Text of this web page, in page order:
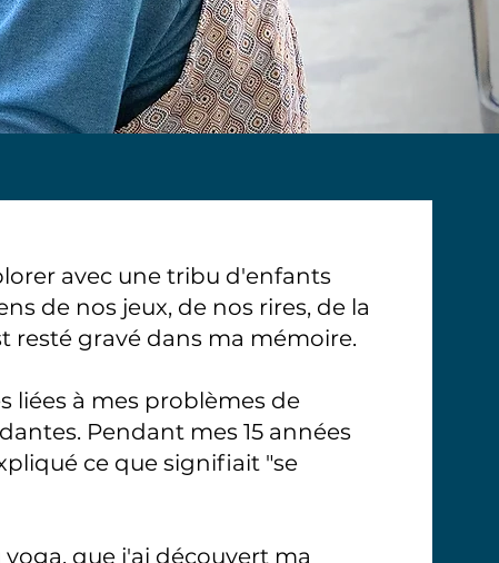
avec une tribu d'enfants
de nos jeux, de nos rires, de la
resté gravé dans ma mémoire.
liées à mes problèmes de
Pendant mes 15 années
ce que signifiait "se
que j'ai découvert ma